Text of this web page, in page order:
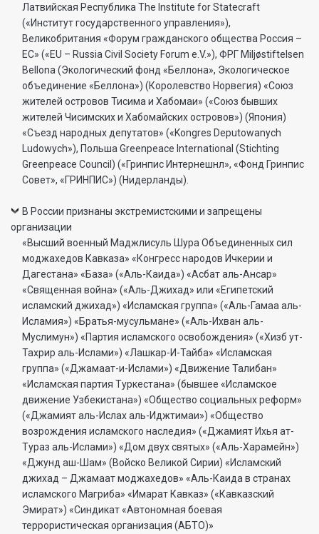
Латвийская Республика The Institute for Statecraft
(«Институт государственного управления»),
Великобритания «Форум гражданского общества Россия –
ЕС» («EU – Russia Civil Society Forum e.V.»), ФРГ Miljøstiftelsen
Bellona (Экологический фонд «Беллона», Экологическое
объединение «Беллона») (Королевство Норвегия) «Союз
жителей островов Тисима и Хабомаи» («Союз бывших
жителей Чисимских и Хабомайских островов») (Япония)
«Съезд народных депутатов» («Kongres Deputowanych
Ludowych»), Польша Greenpeace International (Stichting
Greenpeace Council) («Гринпис Интернешнл», «Фонд Гринпис
Совет», «ГРИНПИС») (Нидерланды).
В России признаны экстремистскими и запрещены
организации
«Высший военный Маджлисуль Шура Объединенных сил
моджахедов Кавказа» «Конгресс народов Ичкерии и
Дагестана» «База» («Аль-Каида») «Асбат аль-Ансар»
«Священная война» («Аль-Джихад» или «Египетский
исламский джихад») «Исламская группа» («Аль-Гамаа аль-
Исламия») «Братья-мусульмане» («Аль-Ихван аль-
Муслимун») «Партия исламского освобождения» («Хизб ут-
Тахрир аль-Ислами») «Лашкар-И-Тайба» «Исламская
группа» («Джамаат-и-Ислами») «Движение Талибан»
«Исламская партия Туркестана» (бывшее «Исламское
движение Узбекистана») «Общество социальных реформ»
(«Джамият аль-Ислах аль-Иджтимаи») «Общество
возрождения исламского наследия» («Джамият Ихья ат-
Тураз аль-Ислами») «Дом двух святых» («Аль-Харамейн»)
«Джунд аш-Шам» (Войско Великой Сирии) «Исламский
джихад – Джамаат моджахедов» «Аль-Каида в странах
исламского Магриба» «Имарат Кавказ» («Кавказский
Эмират») «Синдикат «Автономная боевая
террористическая организация (АБТО)»